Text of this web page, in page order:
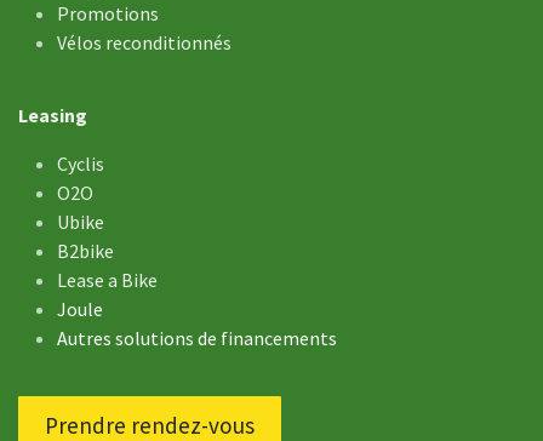
Promotions
Vélos reconditionnés
Leasing
Cyclis
O2O
Ubike
B2bike
Lease a Bike
Joule
Autres solutions de financements
Prendre rendez-vous